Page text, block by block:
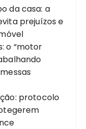
da casa: a
prejuízos e
o “motor
protocolo